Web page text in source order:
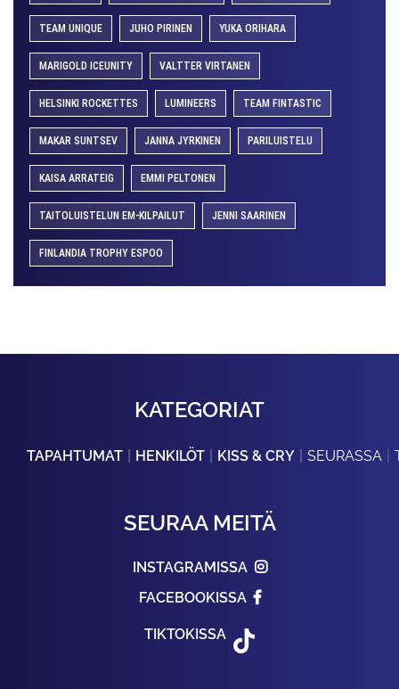
TEAM UNIQUE JUHO PIRINEN YUKA ORIHARA
MARIGOLD ICEUNITY VALTTER VIRTANEN
HELSINKI ROCKETTES LUMINEERS TEAM FINTASTIC
MAKAR SUNTSEV JANNA JYRKINEN PARILUISTELU
KAISA ARRATEIG EMMI PELTONEN
TAITOLUISTELUN EM-KILPAILUT JENNI SAARINEN
FINLANDIA TROPHY ESPOO
KATEGORIAT
TAPAHTUMAT HENKILÖT KISS & CRY SEURASSA
SEURAA MEITÄ
INSTAGRAMISSA
FACEBOOKISSA
TIKTOKISSA